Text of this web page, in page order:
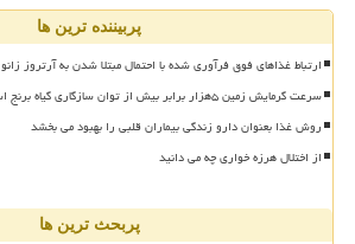
پربیننده ترین ها
ارتباط غذاهای فوق فرآوری شده با احتمال مبتلا شدن به آرتروز زانو
سرعت گرمایش زمین ۵هزار برابر بیش از توان سازگاری گیاه برنج است
روش غذا بعنوان دارو زندگی بیماران قلبی را بهبود می بخشد
از اختلال هرزه خواری چه می دانید
پربحث ترین ها